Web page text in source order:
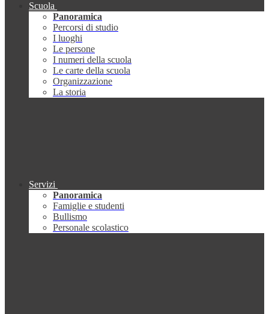
Scuola
Panoramica
Percorsi di studio
I luoghi
Le persone
I numeri della scuola
Le carte della scuola
Organizzazione
La storia
Servizi
Panoramica
Famiglie e studenti
Bullismo
Personale scolastico